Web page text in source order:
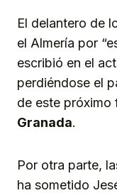
El delantero de
el Almería por
escribió en el
perdiéndose el
de este próximo
Granada.
Por otra parte,
ha sometido